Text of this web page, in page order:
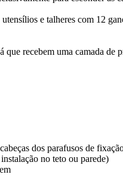
e talheres com 12
que recebem uma camada
dos parafusos de
no teto ou parede)